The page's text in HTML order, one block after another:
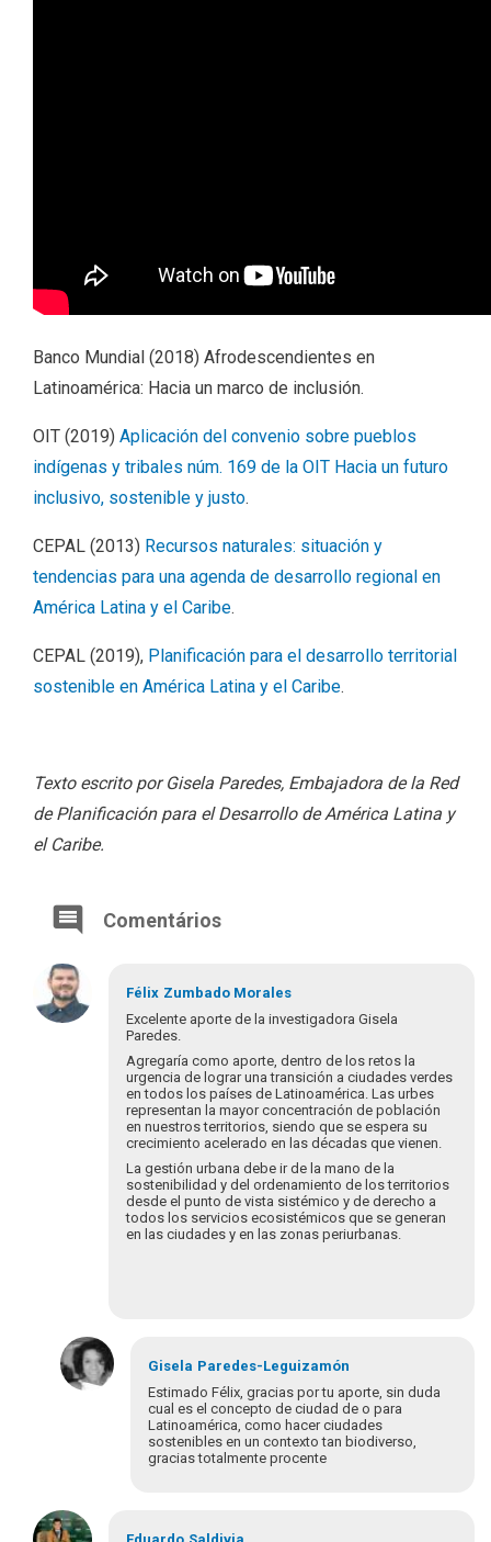
Banco Mundial (2018) Afrodescendientes en
Latinoamérica: Hacia un marco de inclusión.
OIT (2019) Aplicación del convenio sobre pueblos
indígenas y tribales núm. 169 de la OIT Hacia un futuro
inclusivo, sostenible y justo.
CEPAL (2013) Recursos naturales: situación y
tendencias para una agenda de desarrollo regional en
América Latina y el Caribe.
CEPAL (2019), Planificación para el desarrollo territorial
sostenible en América Latina y el Caribe.
Texto escrito por Gisela Paredes, Embajadora de la Red
de Planificación para el Desarrollo de América Latina y
el Caribe.
Comentários
Félix Zumbado Morales
Excelente aporte de la investigadora Gisela
Paredes.
Agregaría como aporte, dentro de los retos la
urgencia de lograr una transición a ciudades verdes
en todos los países de Latinoamérica. Las urbes
representan la mayor concentración de población
en nuestros territorios, siendo que se espera su
crecimiento acelerado en las décadas que vienen.
La gestión urbana debe ir de la mano de la
sostenibilidad y del ordenamiento de los territorios
desde el punto de vista sistémico y de derecho a
todos los servicios ecosistémicos que se generan
en las ciudades y en las zonas periurbanas.
Gisela Paredes-Leguizamón
Estimado Félix, gracias por tu aporte, sin duda
cual es el concepto de ciudad de o para
Latinoamérica, como hacer ciudades
sostenibles en un contexto tan biodiverso,
gracias totalmente procente
Em